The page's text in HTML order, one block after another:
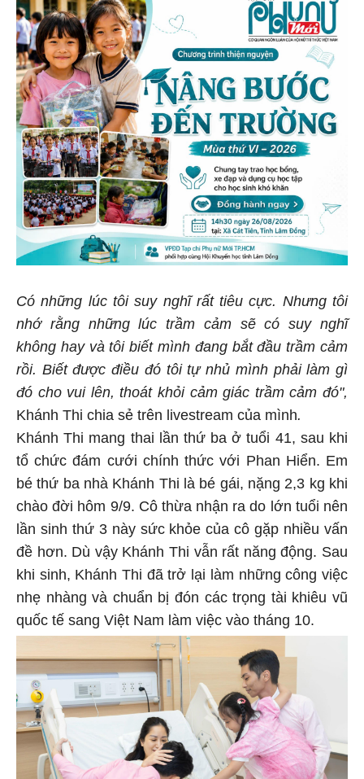
Có những lúc tôi suy nghĩ rất tiêu cực. Nhưng tôi
nhớ rằng những lúc trầm cảm sẽ có suy nghĩ
không hay và tôi biết mình đang bắt đầu trầm cảm
rồi. Biết được điều đó tôi tự nhủ mình phải làm gì
đó cho vui lên, thoát khỏi cảm giác trầm cảm đó",
Khánh Thi chia sẻ trên livestream của mình.
Khánh Thi mang thai lần thứ ba ở tuổi 41, sau khi
tổ chức đám cưới chính thức với Phan Hiển. Em
bé thứ ba nhà Khánh Thi là bé gái, nặng 2,3 kg khi
chào đời hôm 9/9. Cô thừa nhận ra do lớn tuổi nên
lần sinh thứ 3 này sức khỏe của cô gặp nhiều vấn
đề hơn. Dù vậy Khánh Thi vẫn rất năng động. Sau
khi sinh, Khánh Thi đã trở lại làm những công việc
nhẹ nhàng và chuẩn bị đón các trọng tài khiêu vũ
quốc tế sang Việt Nam làm việc vào tháng 10.